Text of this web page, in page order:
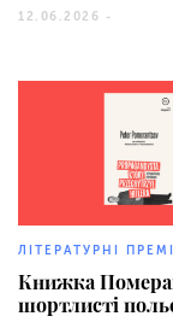
12.06.2026 -
ЛІТЕРАТУРНІ ПРЕМІЇ
Книжка
шортлисті